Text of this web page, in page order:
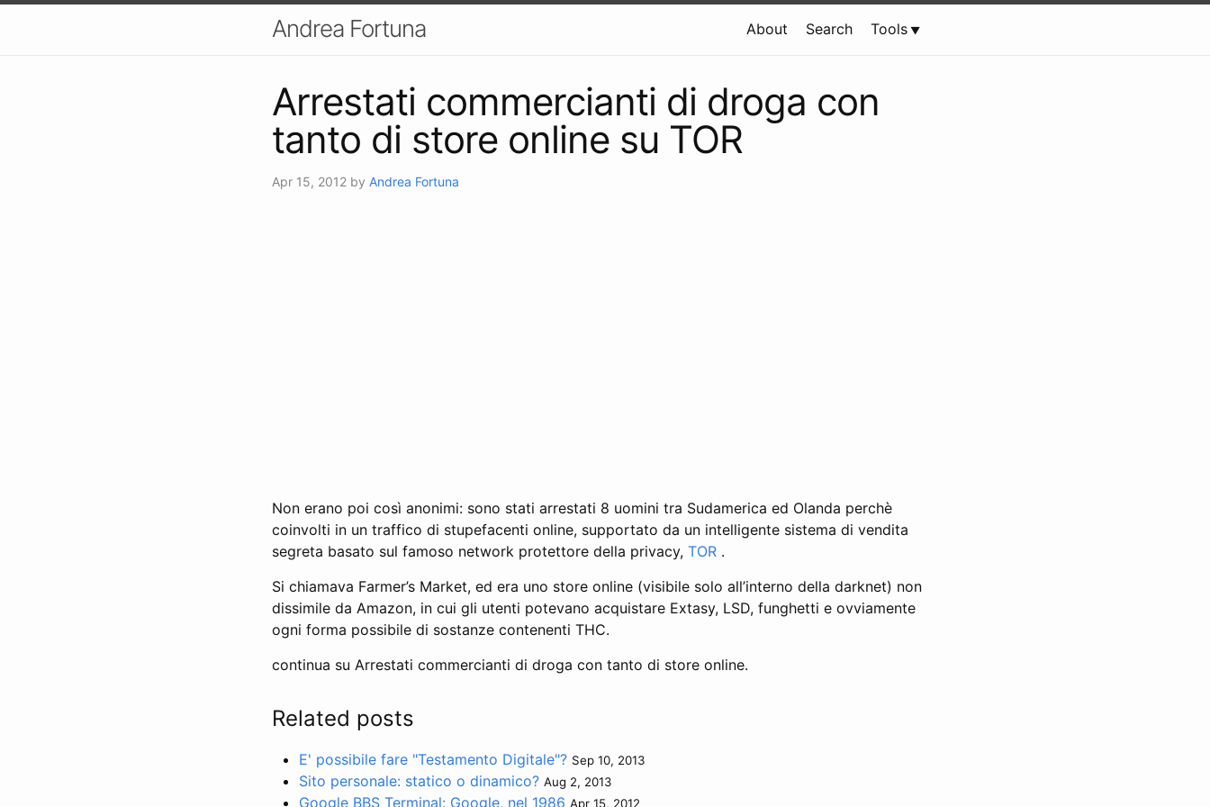
Andrea Fortuna About Search Tools
Arrestati commercianti di droga con
tanto di store online su TOR
Apr 15, 2012 by Andrea Fortuna
Non erano poi così anonimi: sono stati arrestati 8 uomini tra Sudamerica ed Olanda perchè
coinvolti in un traffico di stupefacenti online, supportato da un intelligente sistema di vendita
segreta basato sul famoso network protettore della privacy, TOR .
Si chiamava Farmer’s Market, ed era uno store online (visibile solo all’interno della darknet) non
dissimile da Amazon, in cui gli utenti potevano acquistare Extasy, LSD, funghetti e ovviamente
ogni forma possibile di sostanze contenenti THC.
continua su Arrestati commercianti di droga con tanto di store online.
Related posts
E' possibile fare "Testamento Digitale"? Sep 10, 2013
Sito personale: statico o dinamico? Aug 2, 2013
Google BBS Terminal: Google, nel 1986 Apr 15, 2012